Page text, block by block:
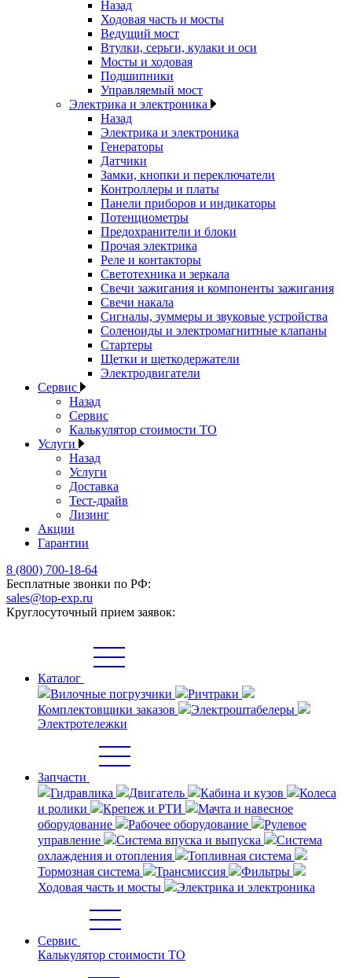
Назад
Ходовая часть и мосты
Ведущий мост
Втулки, серьги, кулаки и оси
Мосты и ходовая
Подшипники
Управляемый мост
Электрика и электроника
Назад
Электрика и электроника
Генераторы
Датчики
Замки, кнопки и переключатели
Контроллеры и платы
Панели приборов и индикаторы
Потенциометры
Предохранители и блоки
Прочая электрика
Реле и контакторы
Светотехника и зеркала
Свечи зажигания и компоненты зажигания
Свечи накала
Сигналы, зуммеры и звуковые устройства
Соленоиды и электромагнитные клапаны
Стартеры
Щетки и щеткодержатели
Электродвигатели
Сервис
Назад
Сервис
Калькулятор стоимости ТО
Услуги
Назад
Услуги
Доставка
Тест-драйв
Лизинг
Акции
Гарантии
8 (800) 700-18-64
Бесплатные звонки по РФ:
sales@top-exp.ru
Круглосуточный прием заявок:
Каталог
Вилочные погрузчики
Ричтраки
Комплектовщики заказов
Электроштабелеры
Электротележки
Запчасти
Гидравлика
Двигатель Кабина и кузов
Колеса
и ролики
Крепеж и РТИ
Мачта и навесное
оборудование
Рабочее оборудование
Рулевое
управление
Система впуска и выпуска
Система
охлаждения и отопления
Топливная система
Тормозная система
Трансмиссия
Фильтры
Ходовая часть и мосты
Электрика и электроника
Сервис
Калькулятор стоимости ТО